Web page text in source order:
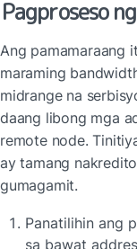
Pagproseso
Ang pamamaraang
maraming
midrange na
daang libong mga
remote node.
ay tamang
gumagamit.
Panatilihin ang
sa bawat